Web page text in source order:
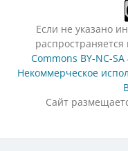
Если не указано
распространяется
Commons BY-NC-
Некоммерческое
Сайт